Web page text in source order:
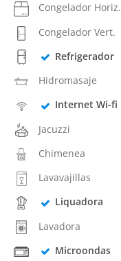
Congelador Horiz.
Congelador Vert.
Refrigerador
Hidromasaje
Internet Wi-fi
Jacuzzi
Chimenea
Lavavajillas
Liquadora
Lavadora
Microondas